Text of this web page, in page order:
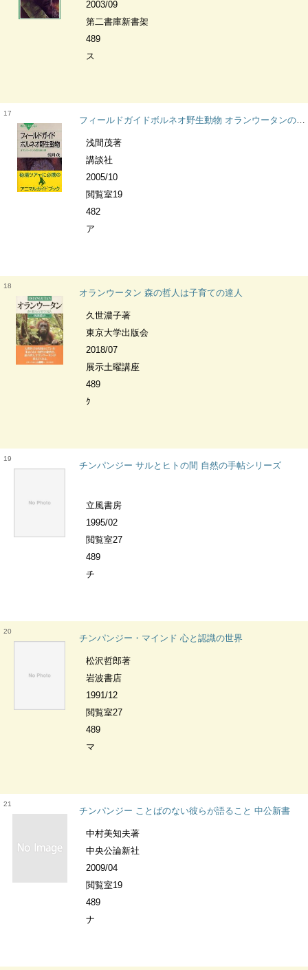
2003/09
第二書庫新書架
489
ス
17
フィールドガイドボルネオ野生動物 オランウータンの森の紳士録 ブルーバックス
浅間茂著
講談社
2005/10
閲覧室19
482
ア
18
オランウータン 森の哲人は子育ての達人
久世濃子著
東京大学出版会
2018/07
展示土曜講座
489
ｸ
19
チンパンジー サルとヒトの間 自然の手帖シリーズ
立風書房
1995/02
閲覧室27
489
チ
20
チンパンジー・マインド 心と認識の世界
松沢哲郎著
岩波書店
1991/12
閲覧室27
489
マ
21
チンパンジー ことばのない彼らが語ること 中公新書
中村美知夫著
中央公論新社
2009/04
閲覧室19
489
ナ